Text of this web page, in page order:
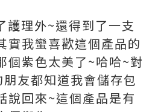
理外~還得到了一支
實我蠻喜歡這個產品的
個紫色太美了~哈哈~對
友都知道我會儲存包
說回來~這個產品是有